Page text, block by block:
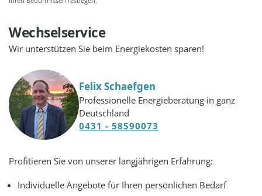
Wechselservice
Wir unterstützen Sie beim Energiekosten sparen!
Felix Schaefgen
Professionelle Energieberatung in ganz
Deutschland
0431 - 58590073
Profitieren Sie von unserer langjährigen Erfahrung:
Individuelle Angebote für Ihren persönlichen Bedarf